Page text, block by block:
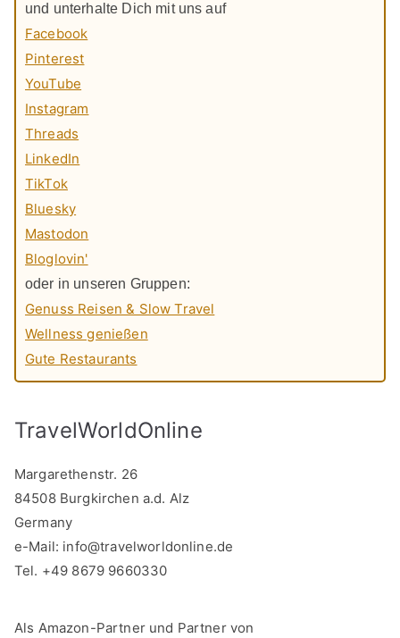
und unterhalte Dich mit uns auf
Facebook
Pinterest
YouTube
Instagram
Threads
LinkedIn
TikTok
Bluesky
Mastodon
Bloglovin'
oder in unseren Gruppen:
Genuss Reisen & Slow Travel
Wellness genießen
Gute Restaurants
TravelWorldOnline
Margarethenstr. 26
84508 Burgkirchen a.d. Alz
Germany
e-Mail: info@travelworldonline.de
Tel. +49 8679 9660330
Als Amazon-Partner und Partner von